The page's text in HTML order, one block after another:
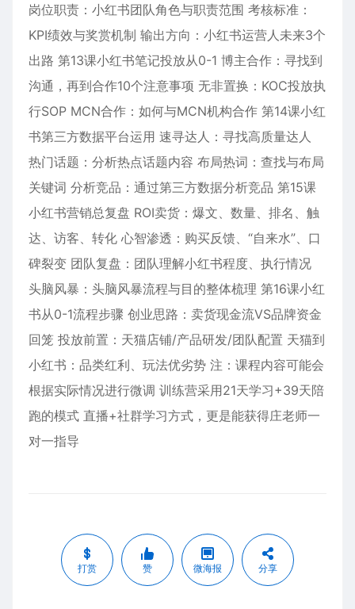
岗位职责：小红书团队角色与职责范围 考核标准：
KPI绩效与奖赏机制 输出方向：小红书运营人未来3个
出路 第13课小红书笔记投放从0-1 博主合作：寻找到
沟通，再到合作10个注意事项 无非置换：KOC投放执
行SOP MCN合作：如何与MCN机构合作 第14课小红
书第三方数据平台运用 速寻达人：寻找高质量达人
热门话题：分析热点话题内容 布局热词：查找与布局
关键词 分析竞品：通过第三方数据分析竞品 第15课
小红书营销总复盘 ROI卖货：爆文、数量、排名、触
达、访客、转化 心智渗透：购买反馈、“自来水”、口
碑裂变 团队复盘：团队理解小红书程度、执行情况
头脑风暴：头脑风暴流程与目的整体梳理 第16课小红
书从0-1流程步骤 创业思路：卖货现金流VS品牌资金
回笼 投放前置：天猫店铺/产品研发/团队配置 天猫到
小红书：品类红利、玩法优劣势 注：课程内容可能会
根据实际情况进行微调 训练营采用21天学习+39天陪
跑的模式 直播+社群学习方式，更是能获得庄老师一
对一指导
打赏 赞 微海报 分享